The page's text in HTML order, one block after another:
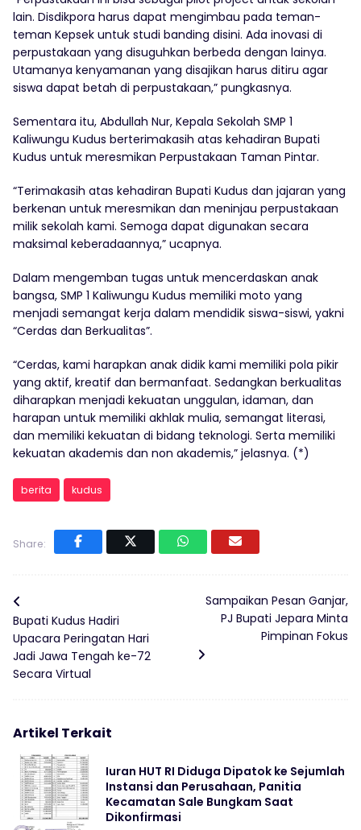
lain. Disdikpora harus dapat mengimbau pada teman-
teman Kepsek untuk studi banding disini. Ada inovasi di
perpustakaan yang disuguhkan berbeda dengan lainya.
Utamanya kenyamanan yang disajikan harus ditiru agar
siswa dapat betah di perpustakaan,” pungkasnya.
Sementara itu, Abdullah Nur, Kepala Sekolah SMP 1
Kaliwungu Kudus berterimakasih atas kehadiran Bupati
Kudus untuk meresmikan Perpustakaan Taman Pintar.
“Terimakasih atas kehadiran Bupati Kudus dan jajaran yang
berkenan untuk meresmikan dan meninjau perpustakaan
milik sekolah kami. Semoga dapat digunakan secara
maksimal keberadaannya,” ucapnya.
Dalam mengemban tugas untuk mencerdaskan anak
bangsa, SMP 1 Kaliwungu Kudus memiliki moto yang
menjadi semangat kerja dalam mendidik siswa-siswi, yakni
“Cerdas dan Berkualitas”.
“Cerdas, kami harapkan anak didik kami memiliki pola pikir
yang aktif, kreatif dan bermanfaat. Sedangkan berkualitas
diharapkan menjadi kekuatan unggulan, idaman, dan
harapan untuk memiliki akhlak mulia, semangat literasi,
dan memiliki kekuatan di bidang teknologi. Serta memiliki
kekuatan akademis dan non akademis,” jelasnya. (*)
berita kudus
Share:
Bupati Kudus Hadiri
Upacara Peringatan Hari
Jadi Jawa Tengah ke-72
Secara Virtual
Sampaikan Pesan Ganjar,
PJ Bupati Jepara Minta
Pimpinan Fokus
Artikel Terkait
Iuran HUT RI Diduga Dipatok ke Sejumlah
Instansi dan Perusahaan, Panitia
Kecamatan Sale Bungkam Saat
Dikonfirmasi